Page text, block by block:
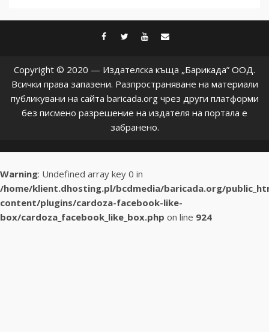
facebook
twitter
youtube
Copyright © 2020 — Издателска къща „Барикада” ООД.
Всички права запазени. Разпространяване на материали
публикувани на сайта baricada.org чрез други платформи
без писмено разрешение на издателя на портала е
забранено.
Warning: Undefined array key 0 in
/home/klient.dhosting.pl/bcdmedia/baricada.org/
content/plugins/cardoza-facebook-like-
box/cardoza_facebook_like_box.php on line 924